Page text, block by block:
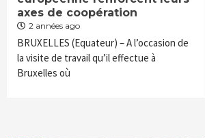
axes de coopération
2 années ago
BRUXELLES (Equateur) – A l’occasion de
la visite de travail qu’il effectue à
Bruxelles où